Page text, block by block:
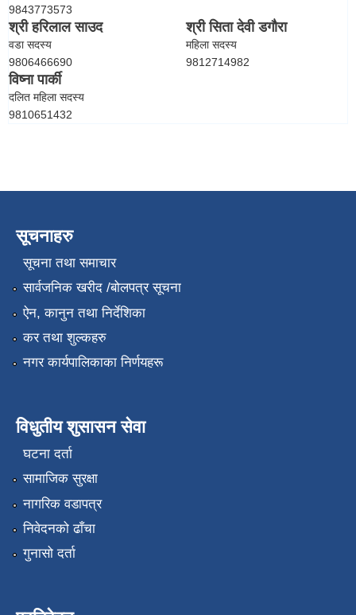
9843773573
श्री हरिलाल साउद
वडा सदस्य
9806466690
श्री सिता देवी डगौरा
महिला सदस्य
9812714982
विष्ना पार्की
दलित महिला सदस्य
9810651432
सूचनाहरु
सूचना तथा समाचार
सार्वजनिक खरीद /बोलपत्र सूचना
ऐन, कानुन तथा निर्देशिका
कर तथा शुल्कहरु
नगर कार्यपालिकाका निर्णयहरू
विधुतीय शुसासन सेवा
घटना दर्ता
सामाजिक सुरक्षा
नागरिक वडापत्र
निवेदनको ढाँचा
गुनासो दर्ता